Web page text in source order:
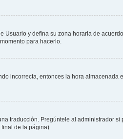
y defina su zona horaria de
para hacerlo.
incorrecta, entonces la hora
traducción. Pregúntele al administrador
de la página).